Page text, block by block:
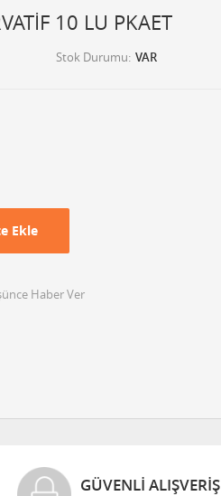
10 LU PKAET
Stok Durumu VAR
Ekle
Haber Ver
GÜVENLI ALIŞVERIŞ